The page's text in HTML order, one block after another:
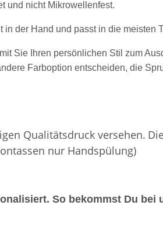
und nicht Mikrowellenfest.
in der Hand und passt in die meisten
Sie Ihren persönlichen Stil zum
Farboption entscheiden, die
Qualitätsdruck versehen.
nur Handspülung)
So bekommst Du bei
10x T-Shirt